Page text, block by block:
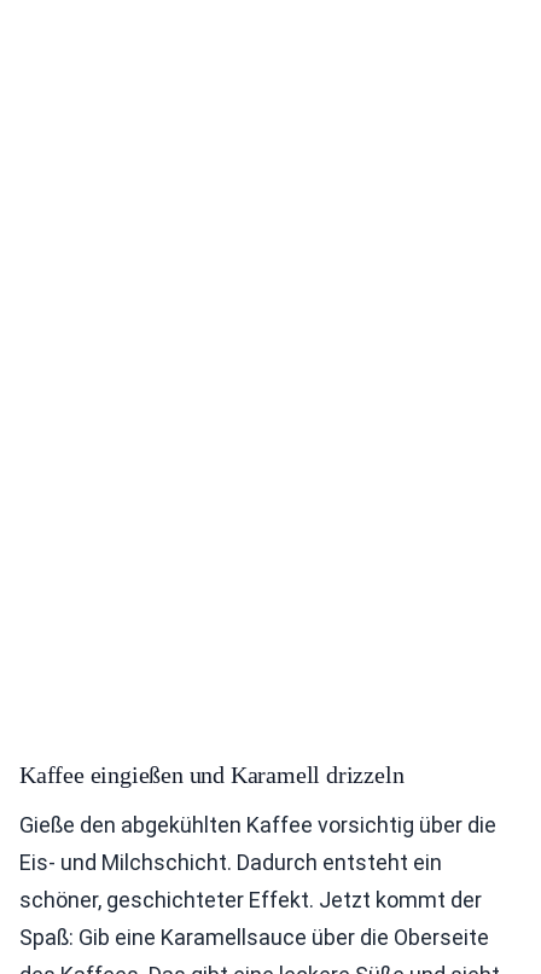
Kaffee eingießen und Karamell drizzeln
Gieße den abgekühlten Kaffee vorsichtig über die
Eis- und Milchschicht. Dadurch entsteht ein
schöner, geschichteter Effekt. Jetzt kommt der
Spaß: Gib eine Karamellsauce über die Oberseite